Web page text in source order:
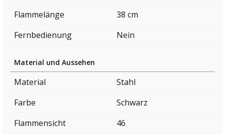
Flammelänge
38 cm
Fernbedienung
Nein
Material und Aussehen
Material
Stahl
Farbe
Schwarz
Flammensicht
46